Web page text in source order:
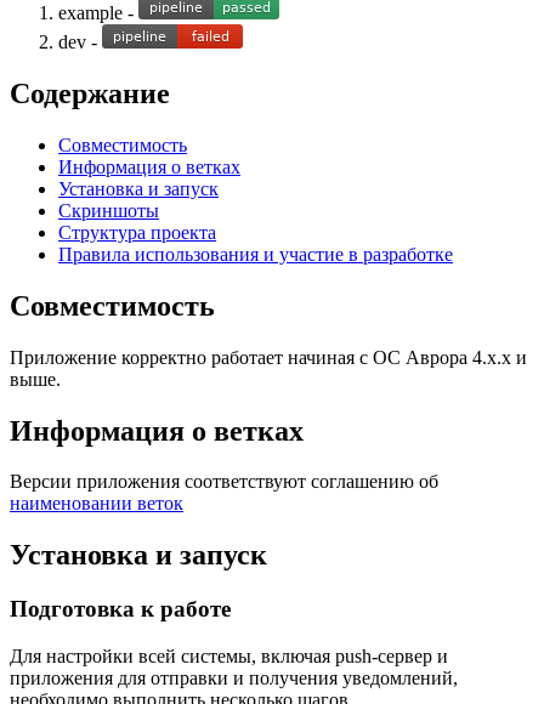
example -
dev -
Содержание
Совместимость
Информация о ветках
Установка и запуск
Скриншоты
Структура проекта
Правила использования и участие в разработке
Совместимость
Приложение корректно работает начиная с ОС Аврора 4.х.х и
выше.
Информация о ветках
Версии приложения соответствуют соглашению об
наименовании веток
Установка и запуск
Подготовка к работе
Для настройки всей системы, включая push-сервер и
приложения для отправки и получения уведомлений,
необходимо выполнить несколько шагов.